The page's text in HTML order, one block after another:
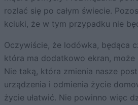
rozlać się po całym świecie.
kciuki, że w tym przypadku nie
Oczywiście, że lodówka, będąca
która ma dodatkowo ekran,
Nie taką, która zmienia nasze
urządzenia i odmienia życie
życie ułatwić. Nie powinno więc